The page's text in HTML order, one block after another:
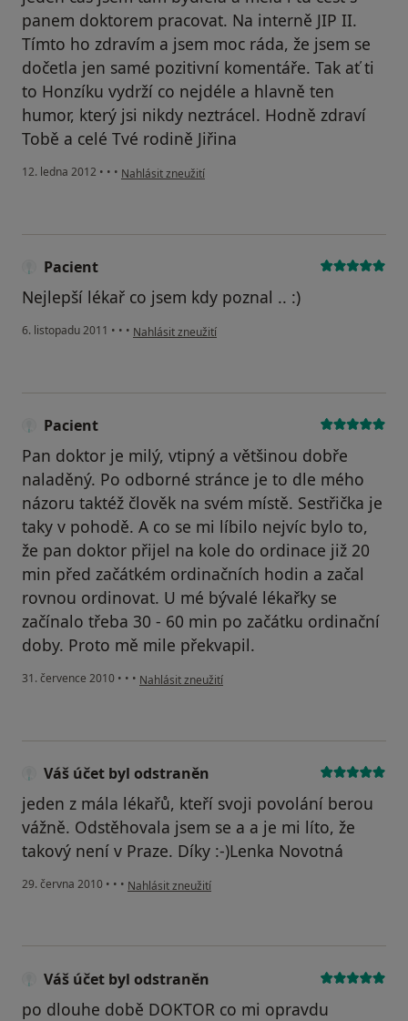
panem doktorem pracovat. Na interně JIP II.
Tímto ho zdravím a jsem moc ráda, že jsem se
dočetla jen samé pozitivní komentáře. Tak ať ti
to Honzíku vydrží co nejdéle a hlavně ten
humor, který jsi nikdy neztrácel. Hodně zdraví
Tobě a celé Tvé rodině Jiřina
12. ledna 2012 • • • podle názoru uživatele Váš účet byl odstraněn
Nahlásit zneužití
Pacient
Nejlepší lékař co jsem kdy poznal .. :)
6. listopadu 2011 • • • podle názoru uživatele Pacient
Nahlásit zneužití
Pacient
Pan doktor je milý, vtipný a většinou dobře
naladěný. Po odborné stránce je to dle mého
názoru taktéž člověk na svém místě. Sestřička je
taky v pohodě. A co se mi líbilo nejvíc bylo to,
že pan doktor přijel na kole do ordinace již 20
min před začátkém ordinačních hodin a začal
rovnou ordinovat. U mé bývalé lékařky se
začínalo třeba 30 - 60 min po začátku ordinační
doby. Proto mě mile překvapil.
31. července 2010 • • • podle názoru uživatele Pacient
Nahlásit zneužití
Váš účet byl odstraněn
jeden z mála lékařů, kteří svoji povolání berou
vážně. Odstěhovala jsem se a a je mi líto, že
takový není v Praze. Díky :-)Lenka Novotná
29. června 2010 • • • podle názoru uživatele Váš účet byl odstraněn
Nahlásit zneužití
Váš účet byl odstraněn
po dlouhe době DOKTOR co mi opravdu